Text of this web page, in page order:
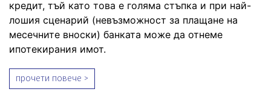
кредит, тъй като това е голяма стъпка и при най-
лошия сценарий (невъзможност за плащане на
месечните вноски) банката може да отнеме
ипотекирания имот.
прочети повече >